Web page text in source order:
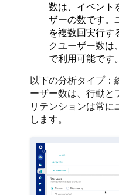
数は、イベント
ザーの数です。
を複数回実行す
クユーザー数は
で利用可能です。
以下の分析タイプ：
ーザー数は、行動と
リテンションは常
します。